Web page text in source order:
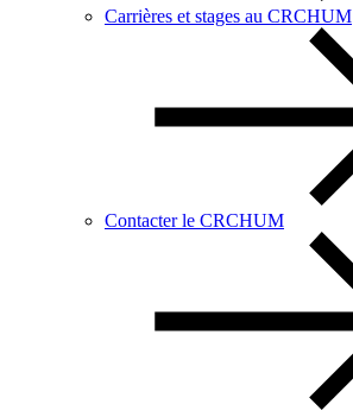
Carrières et stages au CRCHUM
Contacter le CRCHUM